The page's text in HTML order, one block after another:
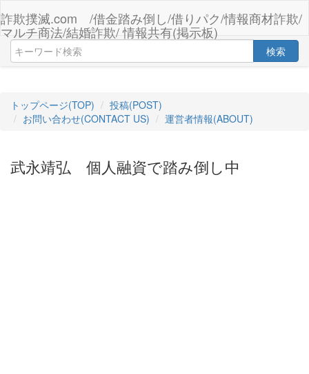
詐欺撲滅.com /借金踏み倒し/借りパク/情報商材詐欺/
マルチ商法/結婚詐欺/ 情報共有(掲示板)
検索
トップページ(TOP)
投稿(POST)
お問い合わせ(CONTACT US)
運営者情報(ABOUT)
武永靖弘 個人融資で踏み倒し中